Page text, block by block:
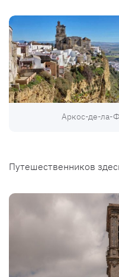
Аркос-де-ла-
Путешественников